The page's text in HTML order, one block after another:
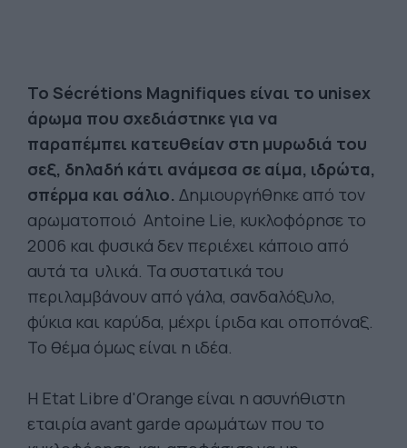
Το Sécrétions Magnifiques είναι το unisex
άρωμα που σχεδιάστηκε για να
παραπέμπει κατευθείαν στη μυρωδιά του
σεξ, δηλαδή κάτι ανάμεσα σε αίμα, ιδρώτα,
σπέρμα και σάλιο. Δημιουργήθηκε από τον
αρωματοποιό Antoine Lie, κυκλοφόρησε το
2006 και φυσικά δεν περιέχει κάποιο από
αυτά τα υλικά. Τα συστατικά του
περιλαμβάνουν από γάλα, σανδαλόξυλο,
φύκια και καρύδα, μέχρι ίριδα και οποπόναξ.
Το θέμα όμως είναι η ιδέα.
Η Etat Libre d'Orange είναι η ασυνήθιστη
εταιρία avant garde αρωμάτων που το